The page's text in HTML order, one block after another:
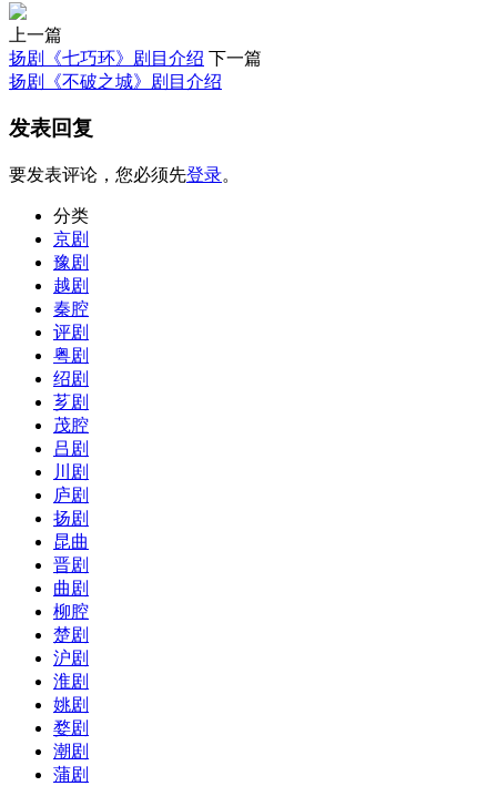
上一篇
扬剧《七巧环》剧目介绍 下一篇
扬剧《不破之城》剧目介绍
发表回复
要发表评论，您必须先登录。
分类
京剧
豫剧
越剧
秦腔
评剧
粤剧
绍剧
芗剧
茂腔
吕剧
川剧
庐剧
扬剧
昆曲
晋剧
曲剧
柳腔
楚剧
沪剧
淮剧
姚剧
婺剧
潮剧
蒲剧